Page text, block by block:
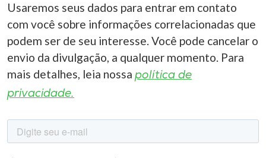
Usaremos seus dados para entrar em contato
com você sobre informações correlacionadas que
podem ser de seu interesse. Você pode cancelar o
envio da divulgação, a qualquer momento. Para
mais detalhes, leia nossa política de
privacidade.